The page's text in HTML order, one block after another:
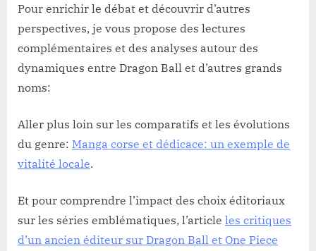
Pour enrichir le débat et découvrir d’autres
perspectives, je vous propose des lectures
complémentaires et des analyses autour des
dynamiques entre Dragon Ball et d’autres grands
noms:
Aller plus loin sur les comparatifs et les évolutions
du genre: Manga corse et dédicace: un exemple de
vitalité locale.
Et pour comprendre l’impact des choix éditoriaux
sur les séries emblématiques, l’article les critiques
d’un ancien éditeur sur Dragon Ball et One Piece